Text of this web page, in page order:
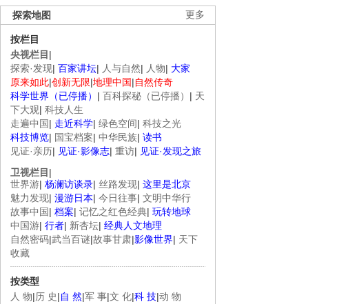
更多
探索地图
按栏目
央视栏目 |
探索·发现| 百家讲坛| 人与自然| 人物| 大家
原来如此|创新无限|地理中国|自然传奇
科学世界（已停播） | 百科探秘（已停播） | 天
下大观| 科技人生
走遍中国| 走近科学| 绿色空间| 科技之光
科技博览| 国宝档案| 中华民族| 读书
见证·亲历| 见证·影像志| 重访| 见证·发现之旅
卫视栏目 |
世界游| 杨澜访谈录| 丝路发现| 这里是北京
魅力发现| 漫游日本| 今日往事| 文明中华行
故事中国| 档案| 记忆之红色经典| 玩转地球
中国游| 行者| 新杏坛| 经典人文地理
自然密码|武当百谜|故事甘肃|影像世界| 天下
收藏
按类型
人 物|历 史|自 然|军 事|文 化|科 技|动 物